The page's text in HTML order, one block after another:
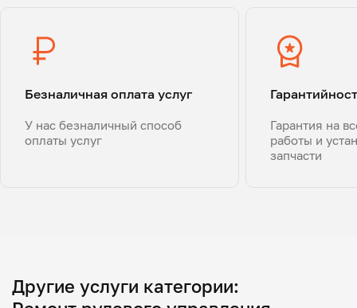
Безналичная оплата услуг
У нас безналичный способ
оплаты услуг
Гарантия на
работы и
запчасти
Другие услуги категории: